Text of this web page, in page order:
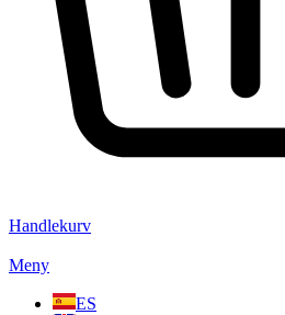
Handlekurv
Meny
ES